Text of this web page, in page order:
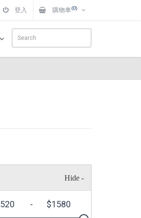
登入 購物車(0)
520 - $1580